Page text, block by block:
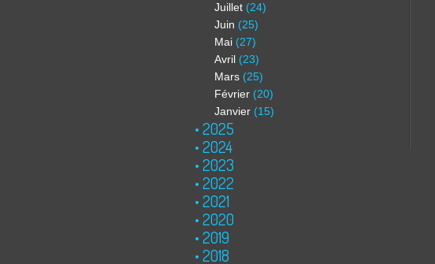
Juillet (24)
Juin (25)
Mai (27)
Avril (23)
Mars (25)
Février (20)
Janvier (15)
2025
2024
2023
2022
2021
2020
2019
2018